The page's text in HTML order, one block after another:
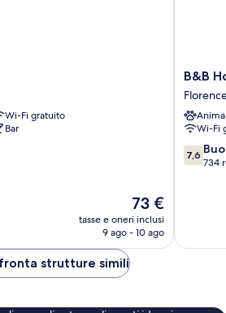
Wi-Fi gratuito
Bar
Il
prezzo
attuale
73 €
tasse e oneri inclusi
9 ago - 10 ago
B&B
Hotel
Firenze
Nuovo
Palazzo
di
Giustizia
B&B
Wi-Fi
7.6
su
7,6
734
strutture simili